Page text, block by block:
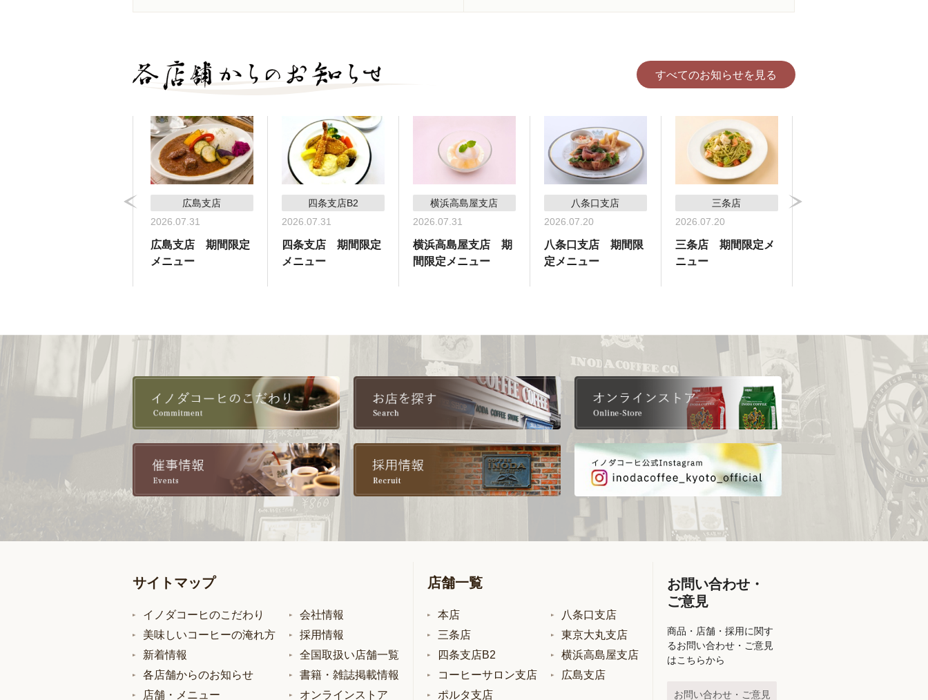
すべてのお知らせを見る
広島支店
2026.07.31
広島支店 期間限定
メニュー
四条支店B2
2026.07.31
四条支店 期間限定
メニュー
横浜高島屋支店
2026.07.31
横浜高島屋支店 期
間限定メニュー
八条口支店
2026.07.20
八条口支店 期間限
定メニュー
三条店
2026.07.20
三条店 期間限定メ
ニュー
サイトマップ
イノダコーヒのこだわり
美味しいコーヒーの淹れ方
新着情報
各店舗からのお知らせ
店舗・メニュー
会社情報
採用情報
全国取扱い店舗一覧
書籍・雑誌掲載情報
オンラインストア
店舗一覧
本店
三条店
四条支店B2
コーヒーサロン支店
ポルタ支店
八条口支店
東京大丸支店
横浜高島屋支店
広島支店
お問い合わせ・
ご意見
商品・店舗・採用に関す
るお問い合わせ・ご意見
はこちらから
お問い合わせ・ご意見